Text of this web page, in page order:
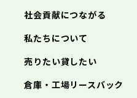
社会貢献につながる
私たちについて
売りたい貸したい
倉庫・工場リースバック